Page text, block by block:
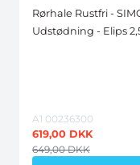
Rørhale Rustfri -
Udstødning - Elips
A1 00236300
619,00 DKK
649,00DKK